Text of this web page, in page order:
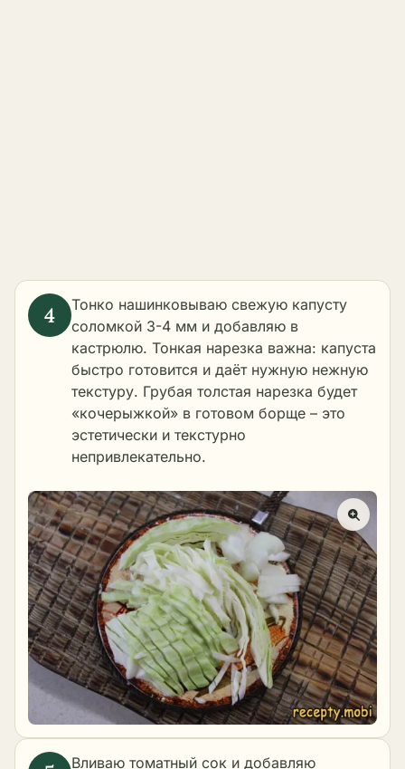
Тонко нашинковываю свежую капусту
соломкой 3-4 мм и добавляю в
кастрюлю. Тонкая нарезка важна: капуста
быстро готовится и даёт нужную нежную
текстуру. Грубая толстая нарезка будет
«кочерыжкой» в готовом борще – это
эстетически и текстурно
непривлекательно.
Вливаю томатный сок и добавляю